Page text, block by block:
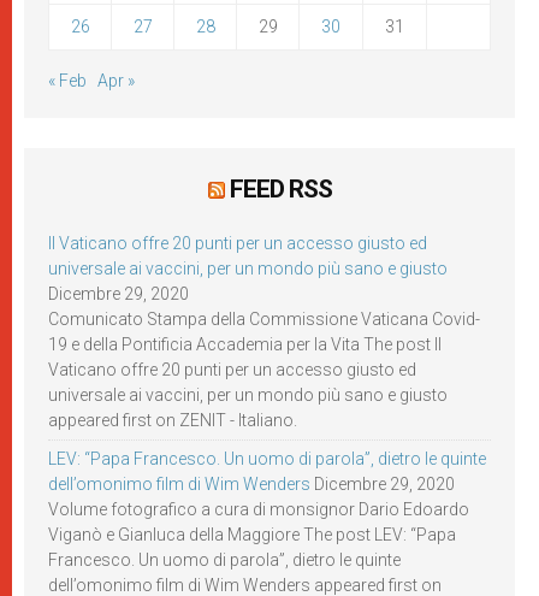
26 27 28 29 30 31
« Feb Apr »
FEED RSS
Il Vaticano offre 20 punti per un accesso giusto ed
universale ai vaccini, per un mondo più sano e giusto
Dicembre 29, 2020
Comunicato Stampa della Commissione Vaticana Covid-
19 e della Pontificia Accademia per la Vita The post Il
Vaticano offre 20 punti per un accesso giusto ed
universale ai vaccini, per un mondo più sano e giusto
appeared first on ZENIT - Italiano.
LEV: “Papa Francesco. Un uomo di parola”, dietro le quinte
dell’omonimo film di Wim Wenders Dicembre 29, 2020
Volume fotografico a cura di monsignor Dario Edoardo
Viganò e Gianluca della Maggiore The post LEV: “Papa
Francesco. Un uomo di parola”, dietro le quinte
dell’omonimo film di Wim Wenders appeared first on